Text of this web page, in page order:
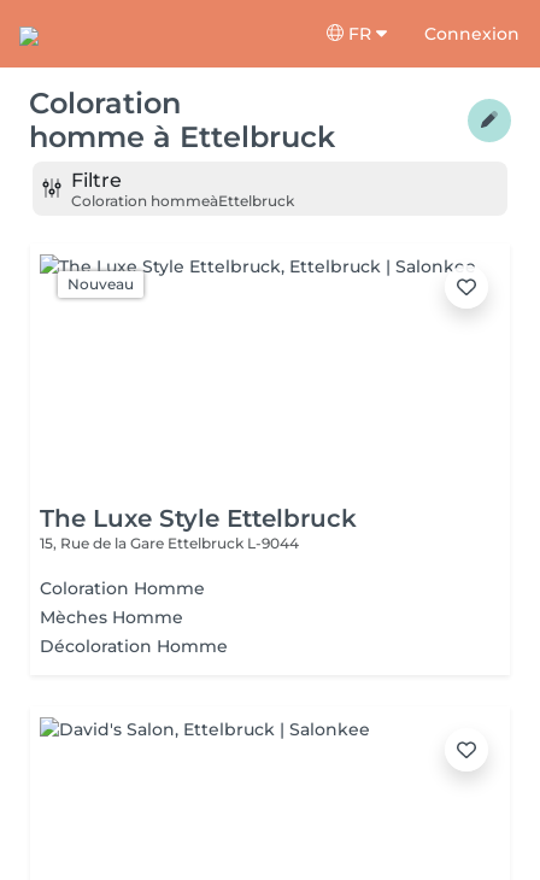
FR Connexion
Coloration
homme à Ettelbruck
Filtre
Coloration hommeàEttelbruck
Nouveau
The Luxe Style Ettelbruck
15, Rue de la Gare Ettelbruck L-9044
Coloration Homme
Mèches Homme
Décoloration Homme